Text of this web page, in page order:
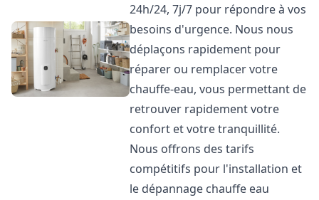
24h/24, 7j/7 pour répondre à vos
besoins d'urgence. Nous nous
déplaçons rapidement pour
réparer ou remplacer votre
chauffe-eau, vous permettant de
retrouver rapidement votre
confort et votre tranquillité.
Nous offrons des tarifs
compétitifs pour l'installation et
le dépannage chauffe eau